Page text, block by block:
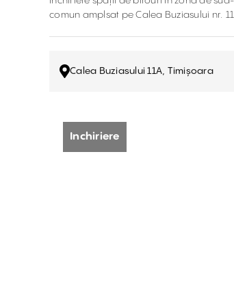
comun amplsat pe Calea Buziasului nr.
Calea Buziasului 11A, Timișoara
Inchiriere